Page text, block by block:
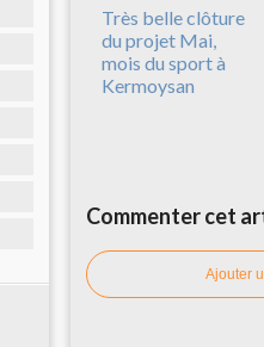
Très belle clôture
du projet Mai,
mois du sport à
Kermoysan
Commenter cet
Ajouter